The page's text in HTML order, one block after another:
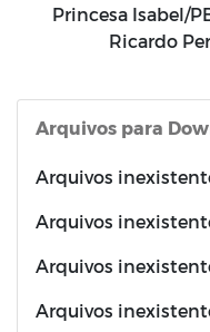
Princesa Isabel/
Ricardo
Arquivos para
Arquivos
Arquivos
Arquivos
Arquivos